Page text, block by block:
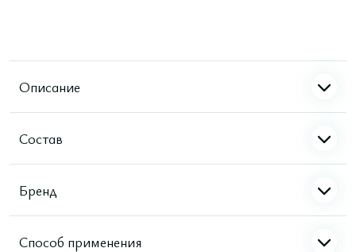
Описание
Состав
Бренд
Способ применения